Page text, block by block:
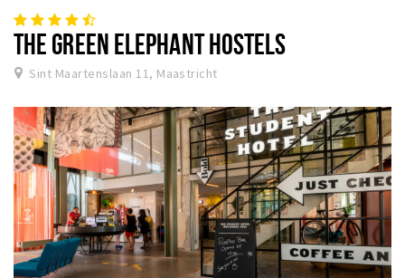
THE GREEN ELEPHANT HOSTELS
Sint Maartenslaan 11, Maastricht